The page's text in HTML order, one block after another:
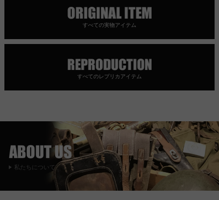
すべての実物アイテム
すべてのレプリカアイテム
私たちについて